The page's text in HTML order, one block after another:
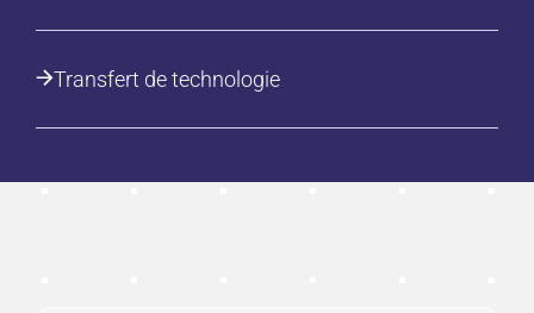
Transfert de technologie